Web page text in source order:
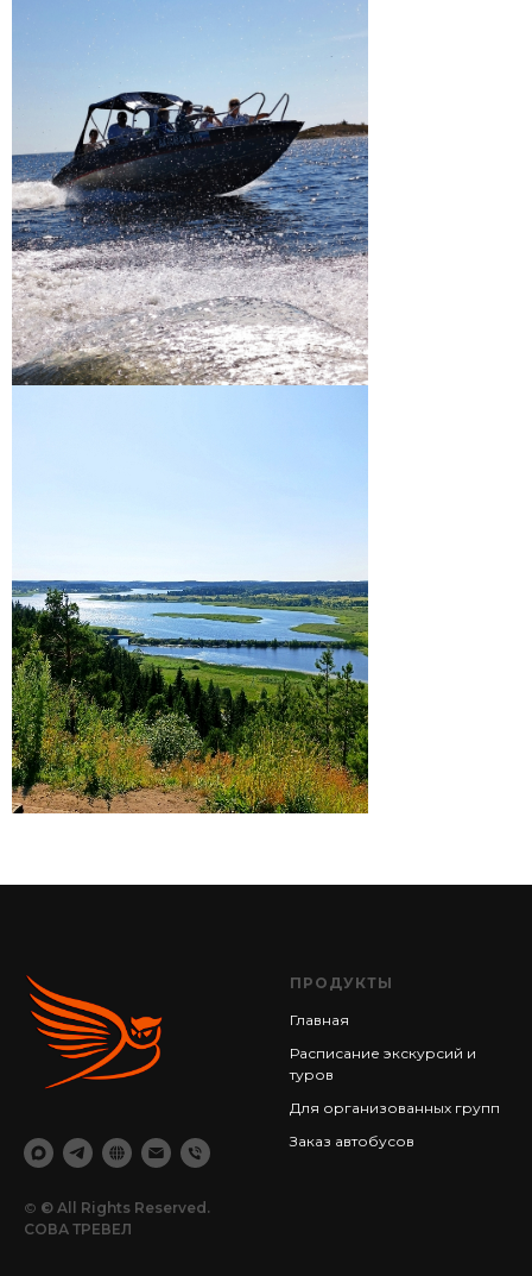
© © All Rights Reserved.
СОВА ТРЕВЕЛ
ПРОДУКТЫ
Главная
Расписание экскурсий и
туров
Для организованных групп
Заказ автобусов